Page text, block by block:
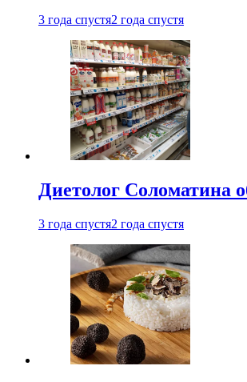
3 года спустя2 года спустя
Диетолог Соломатина
3 года спустя2 года спустя